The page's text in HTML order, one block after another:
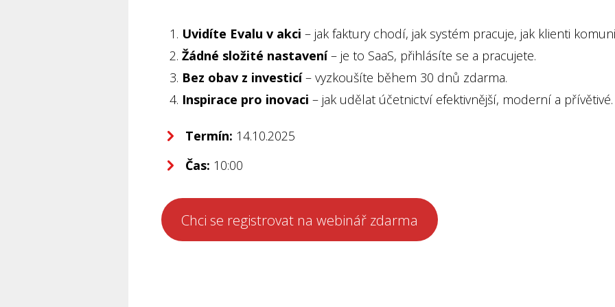
Uvidíte Evalu v akci – jak faktury chodí, jak systém pracuje, jak klienti
Žádné složité nastavení– je to SaaS, přihlásíte se a pracujete.
Bez obav z investicí– vyzkoušíte během 30 dnů zdarma.
Inspirace pro inovaci – jak udělat účetnictví efektivnější, moderní a přívětivé.
Termín: 14.10.2025
Čas: 10:00
Chci se registrovat na webinář zdarma